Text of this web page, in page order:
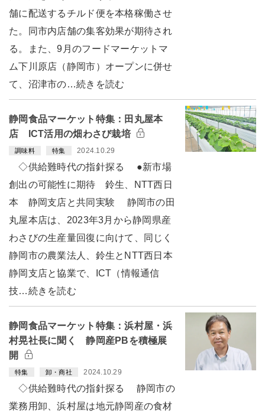
舗に配送するチルド便を本格稼働させ
た。同市内店舗の集客効果が期待され
る。また、9月のフードマーケットマ
ム下川原店（静岡市）オープンに併せ
て、沼津市の…続きを読む
静岡食品マーケット特集：田丸屋本
店 ICT活用の畑わさび栽培
調味料 特集 2024.10.29
◇供給難時代の指針探る ●新市場
創出の可能性に期待 鈴生、NTT西日
本 静岡支店と共同実験 静岡市の田
丸屋本店は、2023年3月から静岡県産
わさびの生産量回復に向けて、同じく
静岡市の農業法人、鈴生とNTT西日本
静岡支店と協業で、ICT（情報通信
技…続きを読む
静岡食品マーケット特集：浜村屋・浜
村晃社長に聞く 静岡産PBを積極展
開
特集 卸・商社 2024.10.29
◇供給難時代の指針探る 静岡市の
業務用卸、浜村屋は地元静岡産の食材